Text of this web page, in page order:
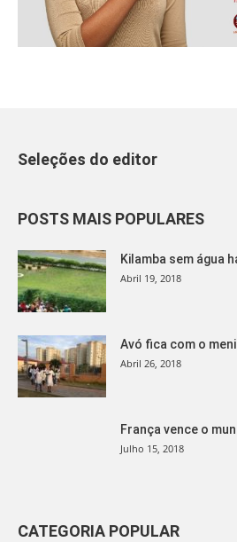
Seleções do editor
POSTS MAIS POPULARES
Kilamba sem água
Abril 19, 2018
Avó fica com o
Abril 26, 2018
França vence o
Julho 15, 2018
CATEGORIA POPULAR